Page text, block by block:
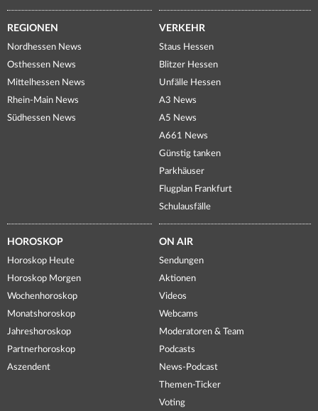
REGIONEN
Nordhessen News
Osthessen News
Mittelhessen News
Rhein-Main News
Südhessen News
VERKEHR
Staus Hessen
Blitzer Hessen
Unfälle Hessen
A3 News
A5 News
A661 News
Günstig tanken
Parkhäuser
Flugplan Frankfurt
Schulausfälle
HOROSKOP
Horoskop Heute
Horoskop Morgen
Wochenhoroskop
Monatshoroskop
Jahreshoroskop
Partnerhoroskop
Aszendent
ON AIR
Sendungen
Aktionen
Videos
Webcams
Moderatoren & Team
Podcasts
News-Podcast
Themen-Ticker
Voting